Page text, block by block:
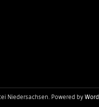
Niedersachsen Powered by